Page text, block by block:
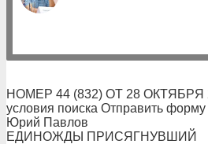
НОМЕР 44 (832) ОТ 28 ОКТЯБРЯ
условия поиска Отправить
Юрий Павлов
ЕДИНОЖДЫ ПРИСЯГНУВШИЙ